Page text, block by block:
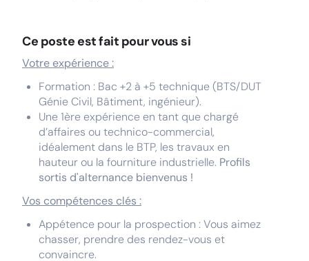
Ce poste est fait pour vous si
Votre expérience :
Formation : Bac +2 à +5 technique (BTS/DUT
Génie Civil, Bâtiment, ingénieur).
Une 1ère expérience en tant que chargé
d’affaires ou technico-commercial,
idéalement dans le BTP, les travaux en
hauteur ou la fourniture industrielle. Profils
sortis d'alternance bienvenus !
Vos compétences clés :
Appétence pour la prospection : Vous aimez
chasser, prendre des rendez-vous et
convaincre.